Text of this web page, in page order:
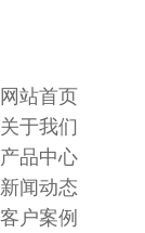
网站首页
关于我们
产品中心
新闻动态
客户案例